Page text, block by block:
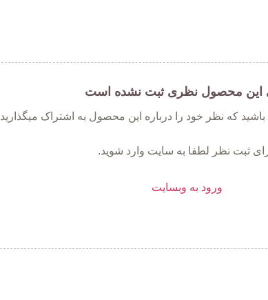
این محصول نظری ثبت نشده است
باشید که نظر خود را درباره این محصول به اشتراک میگذارید
ثبت نظر لطفا به سایت وارد شوید.
ورود به وبسایت